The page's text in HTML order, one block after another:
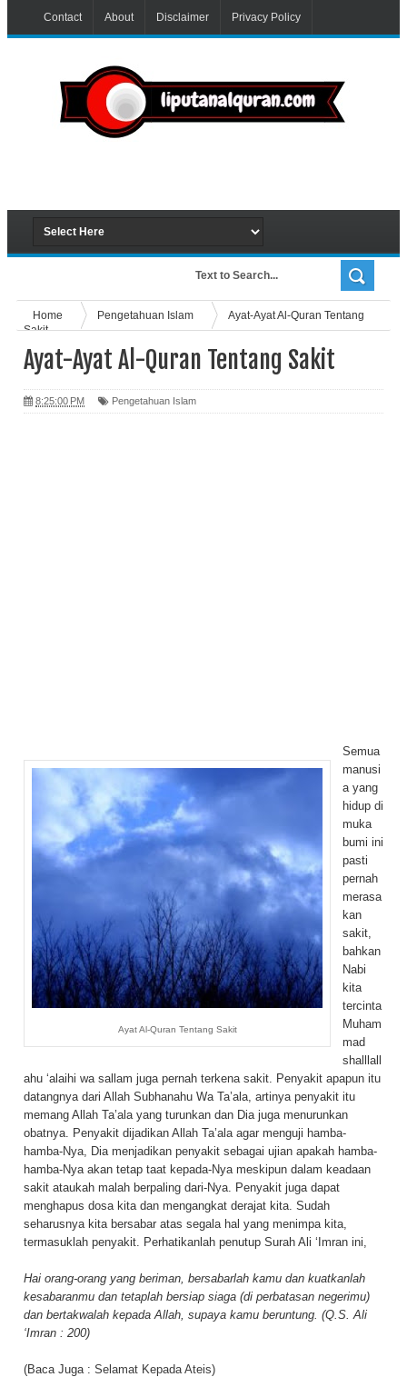
Contact About Disclaimer Privacy Policy
Home Pengetahuan Islam
Ayat-Ayat Al-Quran Tentang
Sakit
Ayat-Ayat Al-Quran Tentang Sakit
8:25:00 PM Pengetahuan Islam
Ayat Al-Quran Tentang Sakit
Semua
manusi
a yang
hidup di
muka
bumi ini
pasti
pernah
merasa
kan
sakit,
bahkan
Nabi
kita
tercinta
Muham
mad
shalllall
ahu ‘alaihi wa sallam juga pernah terkena sakit. Penyakit apapun itu
datangnya dari Allah Subhanahu Wa Ta’ala, artinya penyakit itu
memang Allah Ta’ala yang turunkan dan Dia juga menurunkan
obatnya. Penyakit dijadikan Allah Ta’ala agar menguji hamba-
hamba-Nya, Dia menjadikan penyakit sebagai ujian apakah hamba-
hamba-Nya akan tetap taat kepada-Nya meskipun dalam keadaan
sakit ataukah malah berpaling dari-Nya. Penyakit juga dapat
menghapus dosa kita dan mengangkat derajat kita. Sudah
seharusnya kita bersabar atas segala hal yang menimpa kita,
termasuklah penyakit. Perhatikanlah penutup Surah Ali ‘Imran ini,
Hai orang-orang yang beriman, bersabarlah kamu dan kuatkanlah
kesabaranmu dan tetaplah bersiap siaga (di perbatasan negerimu)
dan bertakwalah kepada Allah, supaya kamu beruntung. (Q.S. Ali
‘Imran : 200)
(Baca Juga : Selamat Kepada Ateis)